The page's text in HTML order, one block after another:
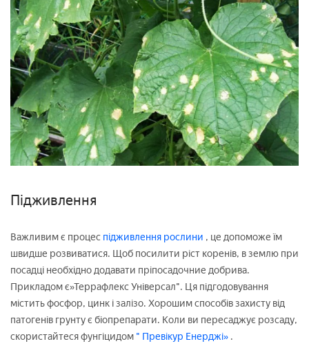
Підживлення
Важливим є процес підживлення рослини , це допоможе їм
швидше розвиватися. Щоб посилити ріст коренів, в землю при
посадці необхідно додавати пріпосадочние добрива.
Прикладом є»Террафлекс Універсал". Ця підгодовування
містить фосфор, цинк і залізо. Хорошим способів захисту від
патогенів грунту є біопрепарати. Коли ви пересаджує розсаду,
скористайтеся фунгіцидом " Превікур Енерджі» .